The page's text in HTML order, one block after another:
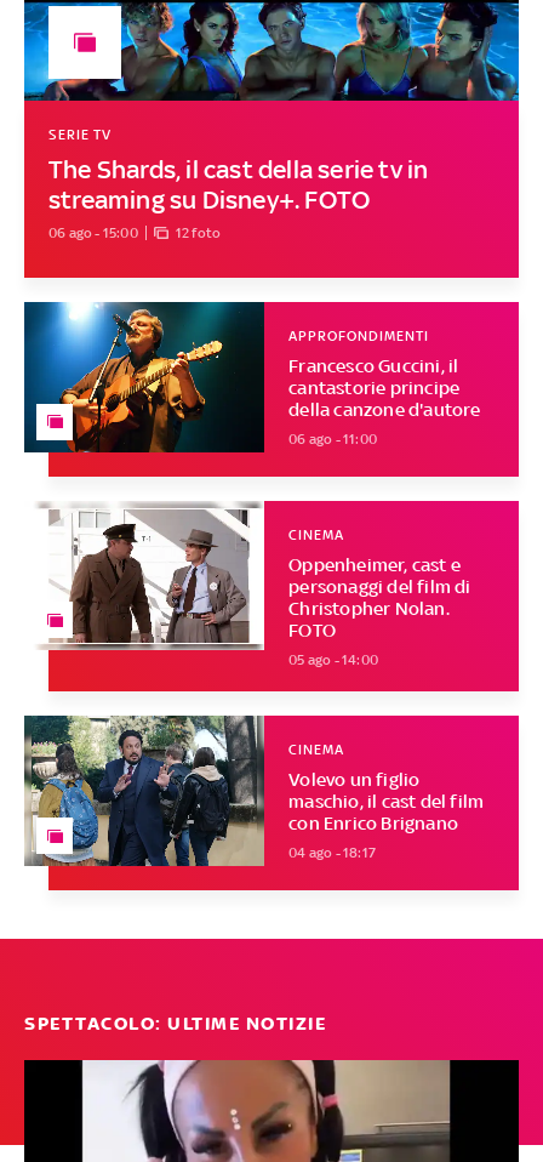
The Shards, il cast della serie tv in
streaming su Disney+. FOTO
SERIE TV
06 ago - 15:00 12 foto
Francesco Guccini, il
cantastorie principe
della canzone d'autore
APPROFONDIMENTI
06 ago - 11:00
Oppenheimer, cast e
personaggi del film di
Christopher Nolan.
FOTO
CINEMA
05 ago - 14:00
Volevo un figlio
maschio, il cast del film
con Enrico Brignano
CINEMA
04 ago - 18:17
SPETTACOLO: ULTIME NOTIZIE